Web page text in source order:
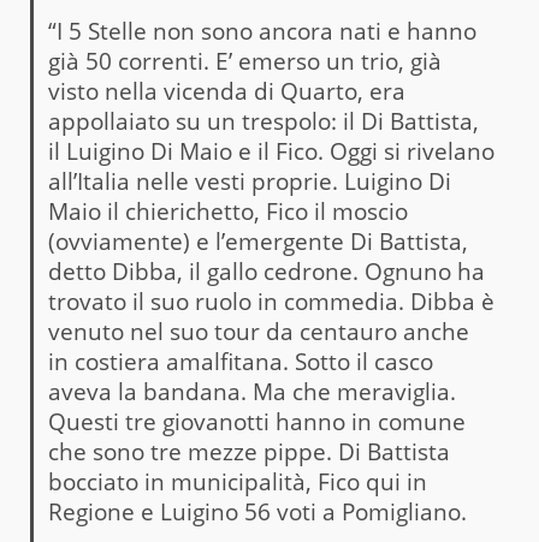
“I 5 Stelle non sono ancora nati e hanno
già 50 correnti. E’ emerso un trio, già
visto nella vicenda di Quarto, era
appollaiato su un trespolo: il Di Battista,
il Luigino Di Maio e il Fico. Oggi si rivelano
all’Italia nelle vesti proprie. Luigino Di
Maio il chierichetto, Fico il moscio
(ovviamente) e l’emergente Di Battista,
detto Dibba, il gallo cedrone. Ognuno ha
trovato il suo ruolo in commedia. Dibba è
venuto nel suo tour da centauro anche
in costiera amalfitana. Sotto il casco
aveva la bandana. Ma che meraviglia.
Questi tre giovanotti hanno in comune
che sono tre mezze pippe. Di Battista
bocciato in municipalità, Fico qui in
Regione e Luigino 56 voti a Pomigliano.